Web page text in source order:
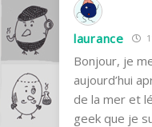
laurance
Bonjour, je
aujourd’hui
de la mer et
geek que je